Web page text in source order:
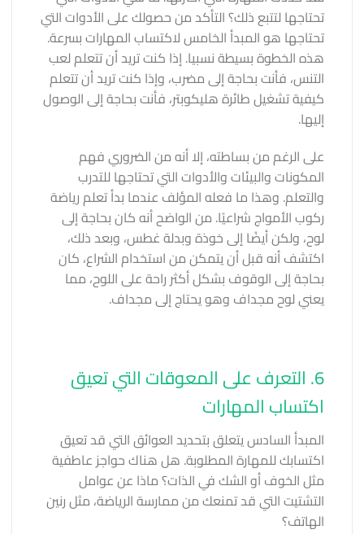
تحتاجها لتتبع ذلك؟ التأكد من حصولك على الأدوات التي
تحتاجها هو المبدأ الخامس لاكتساب المهارات بسرعة.
هذه الخطوة بسيطة نسبيا. إذا كنت تريد أن تتعلم لعب
التنس، فأنت بحاجة إلى مضرب، وإذا كنت تريد أن تتعلم
كيفية تشغيل طائرة هليكوبتر، فأنت بحاجة إلى الوصول
إليها.
على الرغم من بساطته، إلا أنه من الضروري فهم
المكونات والبيئات والأدوات التي تحتاجها للتدرب
والتعلم. وهذا ما فعله المؤلف عندما بدأ تعلم رياضة
ركوب الأمواج شراعيًا. من الواضح أنه كان بحاجة إلى
لوح، ولكن أيضًا إلى خوذة وبدلة غطس، وبعد ذلك،
اكتشف أنه قبل أن يتمكن من استخدام الشراع، كان
بحاجة إلى الوقوف بشكل أكثر راحة على اللوح، مما
يعني لوح مجداف وهو يحتاج إلى مجداف.
6. التعرف على المعوقات التي تعيق
اكتساب المهارات
المبدأ السادس يتعلق بتحديد العوائق التي قد تعيق
اكتسابك للمهارة المطلوبة. هل هناك حواجز عاطفية
مثل الخوف أو الشك في الذات؟ ماذا عن عوامل
التشتيت التي قد تمنعك من ممارسة الرياضة، مثل رنين
الهاتف؟